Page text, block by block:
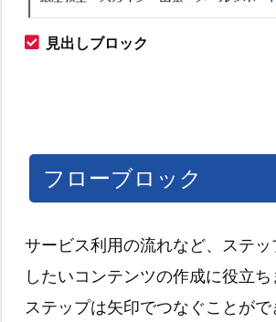
見出しブロック
フローブロック
サービス利用の流れなど、ステ
したいコンテンツの作成に役立
ステップは矢印でつなぐことがで